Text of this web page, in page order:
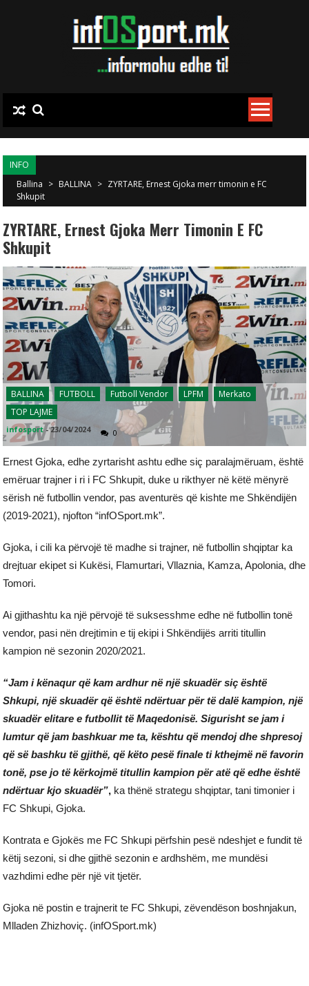
INFO
Ballina > BALLINA > ZYRTARE, Ernest Gjoka merr timonin e FC
Shkupit
ZYRTARE, Ernest Gjoka Merr Timonin E FC
Shkupit
BALLINA FUTBOLL Futboll Vendor LPFM
Merkato
TOP LAJME
infosport -23/04/2024 0
Ernest Gjoka, edhe zyrtarisht ashtu edhe siç paralajmëruam, është
emëruar trajner i ri i FC Shkupit, duke u rikthyer në këtë mënyrë
sërish në futbollin vendor, pas aventurës që kishte me Shkëndijën
(2019-2021), njofton “infOSport.mk”.
Gjoka, i cili ka përvojë të madhe si trajner, në futbollin shqiptar ka
drejtuar ekipet si Kukësi, Flamurtari, Vllaznia, Kamza, Apolonia, dhe
Tomori.
Ai gjithashtu ka një përvojë të suksesshme edhe në futbollin tonë
vendor, pasi nën drejtimin e tij ekipi i Shkëndijës arriti titullin
kampion në sezonin 2020/2021.
“Jam i kënaqur që kam ardhur në një skuadër siç është
Shkupi, një skuadër që është ndërtuar për të dalë kampion, një
skuadër elitare e futbollit të Maqedonisë. Sigurisht se jam i
lumtur që jam bashkuar me ta, kështu që mendoj dhe shpresoj
që së bashku të gjithë, që këto pesë finale ti kthejmë në favorin
tonë, pse jo të kërkojmë titullin kampion për atë që edhe është
ndërtuar kjo skuadër”, ka thënë strategu shqiptar, tani timonier i
FC Shkupi, Gjoka.
Kontrata e Gjokës me FC Shkupi përfshin pesë ndeshjet e fundit të
këtij sezoni, si dhe gjithë sezonin e ardhshëm, me mundësi
vazhdimi edhe për një vit tjetër.
Gjoka në postin e trajnerit te FC Shkupi, zëvendëson boshnjakun,
Mlladen Zhizhoviç. (infOSport.mk)